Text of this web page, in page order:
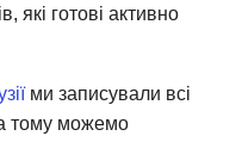
які готові активно
ми записували всі
а тому можемо